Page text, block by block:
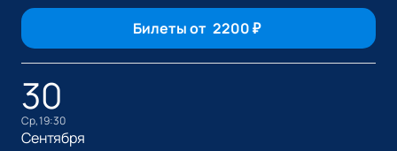
Билеты от 2200₽
30
ср, 19:30
Сентября